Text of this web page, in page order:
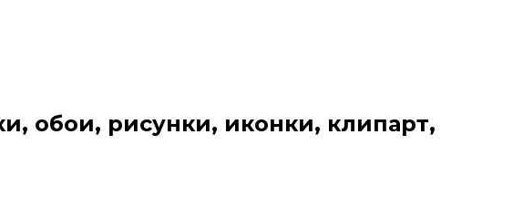
обои, рисунки, иконки, клипарт,